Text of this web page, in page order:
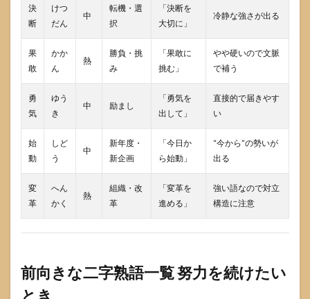
の二
字熟
語は
ても
大丈
夫で
すか
9.2
“かっ
こい
い”を
と
き、
最低
あり
ます
か
決
断
けつ
だん
中
転機・選
択
「決断を
大切に」
冷静な強さが出る
果
敢
かか
ん
熱
勝負・挑
み
「果敢に
挑む」
やや硬いので文脈
で補う
勇
気
ゆう
き
中 励まし
「勇気を
出して」
直接的で届きやす
い
始
動
しど
う
中
新年度・
新企画
「今日か
ら始動」
“今から”の勢いが
出る
変
革
へん
かく
熱
組織・改
革
「変革を
進める」
強い語なので対立
構造に注意
前向きな二字熟語一覧 努力を続けたい
とき